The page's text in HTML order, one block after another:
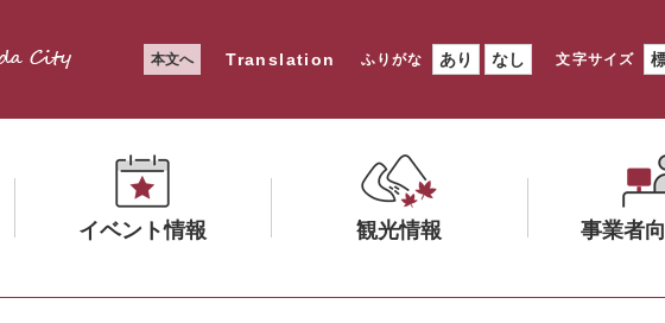
本文へ Translation ふりがな あり なし 文字サイズ
イベント情報 観光情報 事業者